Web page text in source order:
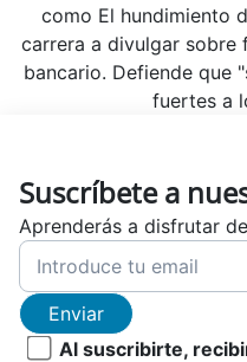
como El hundimiento
carrera a divulgar sobre
bancario. Defiende que
fuertes a
Suscríbete a
Aprenderás a disfrutar
Enviar
Al suscribirte,